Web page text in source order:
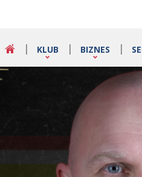
KLUB BIZNES